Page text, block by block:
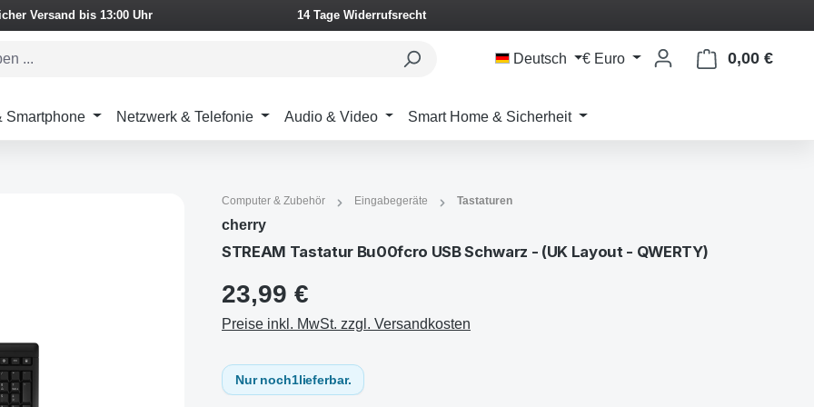
Versand bis 13:00 Uhr 14 Tage Widerrufsrecht
Deutsch € Euro 0,00 €
Smartphone Netzwerk & Telefonie Audio & Video Smart Home & Sicherheit
Computer & Zubehör Eingabegeräte Tastaturen
cherry
STREAM Tastatur Bu00fcro USB Schwarz - (UK Layout - QWERTY)
23,99 €
Preise inkl. MwSt. zzgl. Versandkosten
Nur noch1lieferbar.